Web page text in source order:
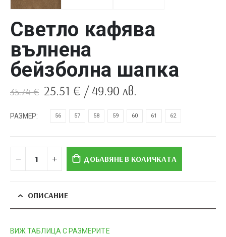
Светло кафява
вълнена
бейзболна шапка
35.74€ Original
was:
25.51 € Текущата
цена
/ 49.90 лв.
РАЗМЕР 56 57 58 59 60 61 62
ДОБАВЯНЕ В КОЛИЧКАТА
ОПИСАНИЕ
ВИЖ ТАБЛИЦА С РАЗМЕРИТЕ